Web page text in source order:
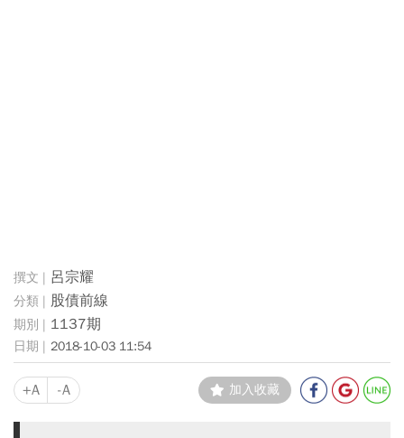
呂宗耀
股債前線
1137期
2018-10-03 11:54
+A -A 加入收藏